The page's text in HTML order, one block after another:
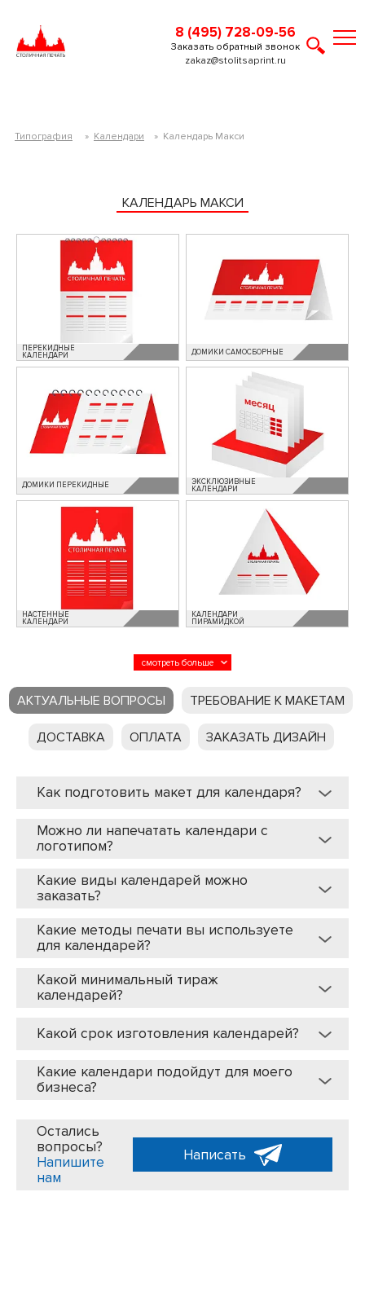
8 (495) 728-09-56
zakaz@stolitsaprint.ru
Заказать обратный звонок
Типография » Календари » Календарь Макси
КАЛЕНДАРЬ МАКСИ
ПЕРЕКИДНЫЕ
КАЛЕНДАРИ
ДОМИКИ САМОСБОРНЫЕ
ДОМИКИ ПЕРЕКИДНЫЕ
ЭКСКЛЮЗИВНЫЕ
КАЛЕНДАРИ
НАСТЕННЫЕ
КАЛЕНДАРИ
КАЛЕНДАРИ
ПИРАМИДКОЙ
АКТУАЛЬНЫЕ ВОПРОСЫ ТРЕБОВАНИЕ К МАКЕТАМ
ДОСТАВКА ОПЛАТА ЗАКАЗАТЬ ДИЗАЙН
Как подготовить макет для календаря?
Можно ли напечатать календари с
логотипом?
Какие виды календарей можно
заказать?
Какие методы печати вы используете
для календарей?
Какой минимальный тираж
календарей?
Какой срок изготовления календарей?
Какие календари подойдут для моего
бизнеса?
Остались
вопросы?
Напишите
нам
Написать